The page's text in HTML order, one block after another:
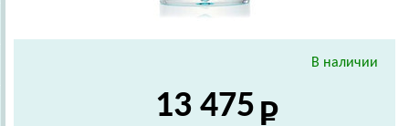
В наличии
13 475